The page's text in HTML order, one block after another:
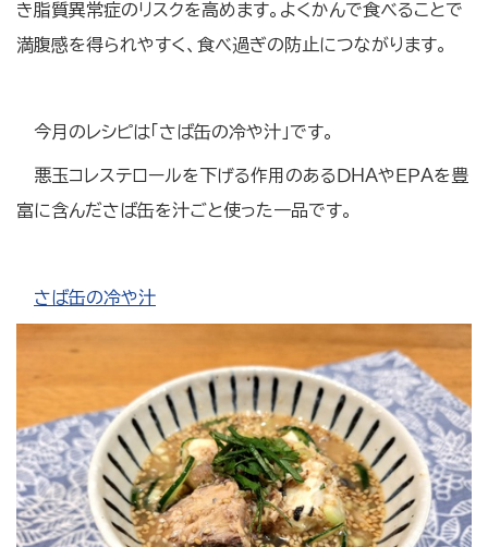
き脂質異常症のリスクを高めます。よくかんで食べることで
満腹感を得られやすく、食べ過ぎの防止につながります。
今月のレシピは「さば缶の冷や汁」です。
悪玉コレステロールを下げる作用のあるＤＨＡやＥＰＡを豊
富に含んださば缶を汁ごと使った一品です。
さば缶の冷や汁